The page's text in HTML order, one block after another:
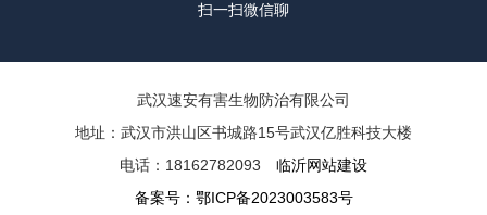
扫一扫微信聊
武汉速安有害生物防治有限公司
地址：武汉市洪山区书城路15号武汉亿胜科技大楼
电话：18162782093 临沂网站建设
备案号： 鄂ICP备2023003583号